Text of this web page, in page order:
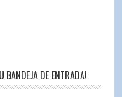
BANDEJA DE ENTRADA!